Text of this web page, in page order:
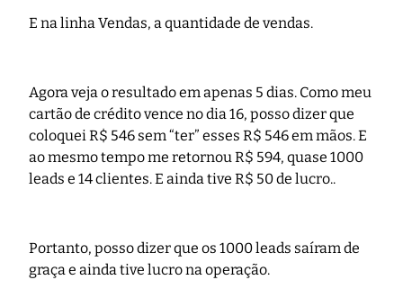
E na linha Vendas, a quantidade de vendas.
Agora veja o resultado em apenas 5 dias. Como meu
cartão de crédito vence no dia 16, posso dizer que
coloquei R$ 546 sem “ter” esses R$ 546 em mãos. E
ao mesmo tempo me retornou R$ 594, quase 1000
leads e 14 clientes. E ainda tive R$ 50 de lucro..
Portanto, posso dizer que os 1000 leads saíram de
graça e ainda tive lucro na operação.